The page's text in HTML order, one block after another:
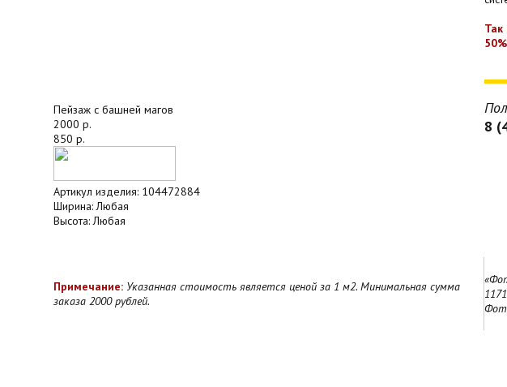
Пейзаж с башней магов
2000 р.
850 р.
Артикул изделия: 104472884
Ширина:Любая
Высота:Любая
Так
8
Примечание: Указанная стоимость является ценой за 1 м2. Минимальная сумма
заказа 2000 рублей.